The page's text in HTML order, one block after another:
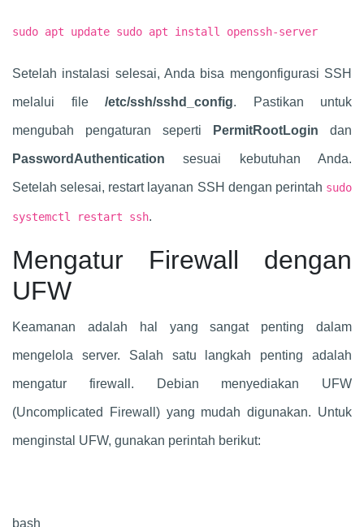
sudo apt update sudo apt install openssh-server
Setelah instalasi selesai, Anda bisa mengonfigurasi SSH
melalui file /etc/ssh/sshd_config. Pastikan untuk
mengubah pengaturan seperti PermitRootLogin dan
PasswordAuthentication sesuai kebutuhan Anda.
Setelah selesai, restart layanan SSH dengan perintah sudo
systemctl restart ssh.
Mengatur Firewall dengan
UFW
Keamanan adalah hal yang sangat penting dalam
mengelola server. Salah satu langkah penting adalah
mengatur firewall. Debian menyediakan UFW
(Uncomplicated Firewall) yang mudah digunakan. Untuk
menginstal UFW, gunakan perintah berikut:
bash